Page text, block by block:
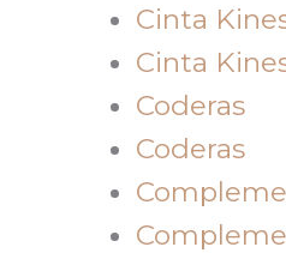
Cinta
Cinta
Coderas
Coderas